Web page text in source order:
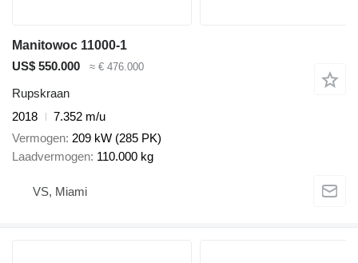
Manitowoc 11000-1
US$ 550.000
≈ € 476.000
Rupskraan
2018
7.352 m/u
Vermogen 209 kW (285 PK)
Laadvermogen 110.000 kg
VS, Miami